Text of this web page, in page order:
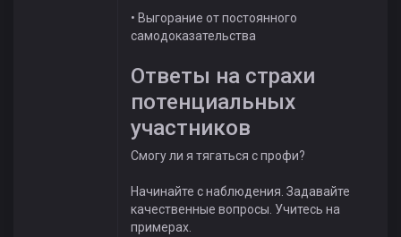
• Выгорание от постоянного
самодоказательства
Ответы на страхи
потенциальных
участников
Смогу ли я тягаться с профи?
Начинайте с наблюдения. Задавайте
качественные вопросы. Учитесь на
примерах.